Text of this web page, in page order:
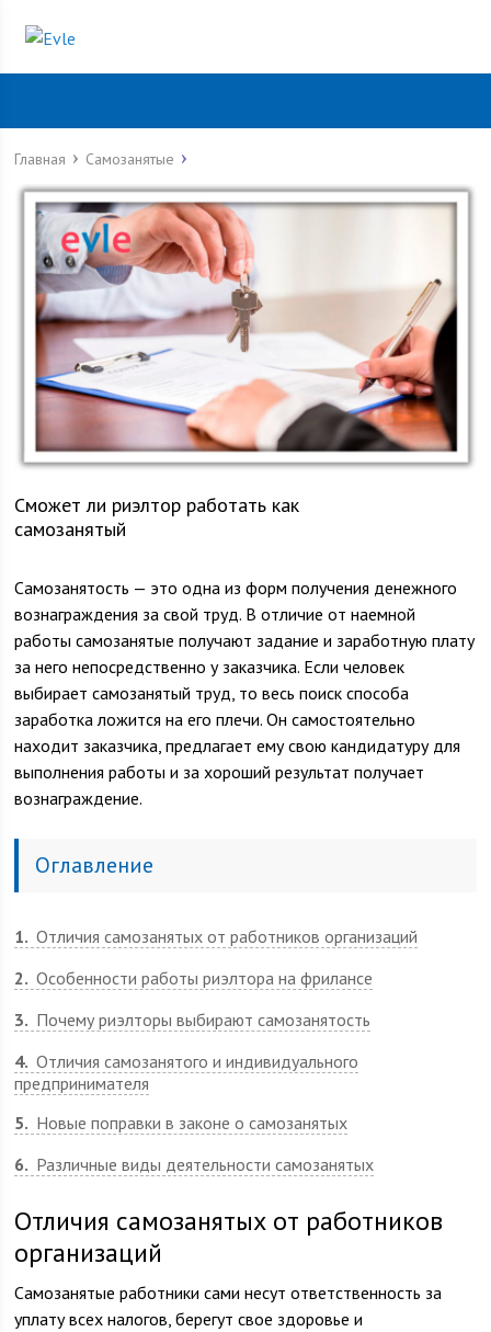
Главная Самозанятые
Сможет ли риэлтор работать как
самозанятый
Самозанятость — это одна из форм получения денежного
вознаграждения за свой труд. В отличие от наемной
работы самозанятые получают задание и заработную плату
за него непосредственно у заказчика. Если человек
выбирает самозанятый труд, то весь поиск способа
заработка ложится на его плечи. Он самостоятельно
находит заказчика, предлагает ему свою кандидатуру для
выполнения работы и за хороший результат получает
вознаграждение.
Оглавление
1 Отличия самозанятых от работников организаций
2
Особенности работы риэлтора на фрилансе
3
Почему риэлторы выбирают самозанятость
4 Отличия самозанятого и индивидуального
предпринимателя
5
Новые поправки в законе о самозанятых
6
Различные виды деятельности самозанятых
Отличия самозанятых от работников
организаций
Самозанятые работники сами несут ответственность за
уплату всех налогов, берегут свое здоровье и